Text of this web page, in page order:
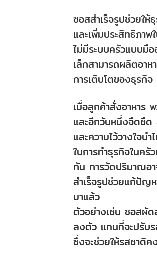
ซอสสำเร็จรูปช่วยให้
และเพิ่มประสิทธิภาพ
ไม่มีระบบครัวแบบมื
เล็กสามารถผลิตอา
การเติบโตของธุรกิจ
เมื่อลูกค้าสั่งอาหาร
และอีกวันหนึ่งจืดชืด
และความไว้วางใจน
ในการทำธุรกิจในค
กัน การวัดปริมาณอา
สำเร็จรูปช่วยแก้ปัญ
มาแล้ว
ตัวอย่างเช่น ซอสผั
ลงตัว แทนที่จะปรับ
ซึ่งจะช่วยให้รสชาติ